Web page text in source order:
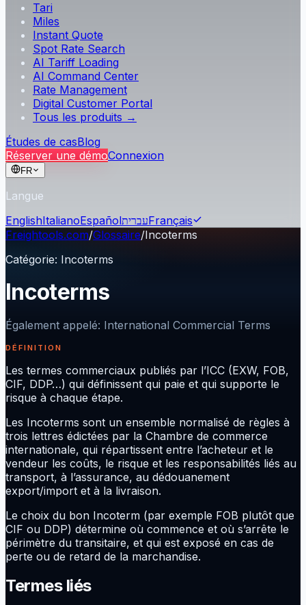
Tari
Miles
Instant Quote
Spot Rate Search
AI Tariff Loading
AI Command Center
Rate Management
Digital Customer Portal
Tous les produits →
Études de casBlog
Réserver une démoConnexion
FR
Langue
EnglishItalianoEspañolעבריתFrançais
Freightools.com/Glossaire/Incoterms
Catégorie: Incoterms
Incoterms
Également appelé: International Commercial Terms
DÉFINITION
Les termes commerciaux publiés par l’ICC (EXW, FOB,
CIF, DDP…) qui définissent qui paie et qui supporte le
risque à chaque étape.
Les Incoterms sont un ensemble normalisé de règles à
trois lettres édictées par la Chambre de commerce
internationale, qui répartissent entre l’acheteur et le
vendeur les coûts, le risque et les responsabilités liés au
transport, à l’assurance, au dédouanement
export/import et à la livraison.
Le choix du bon Incoterm (par exemple FOB plutôt que
CIF ou DDP) détermine où commence et où s’arrête le
périmètre du transitaire, et qui est exposé en cas de
perte ou de retard de la marchandise.
Termes liés